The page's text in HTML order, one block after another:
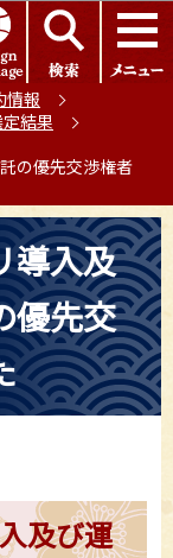
情報
結果
の優先交渉権者
導入及
優先交
及び運